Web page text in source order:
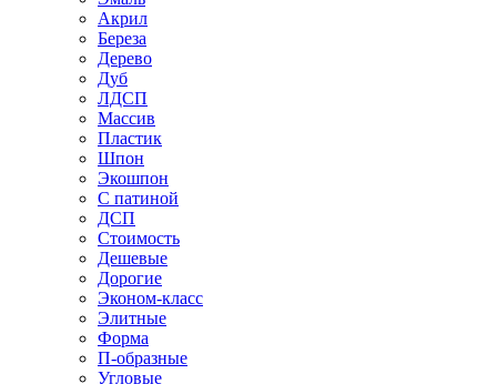
Акрил
Береза
Дерево
Дуб
ЛДСП
Массив
Пластик
Шпон
Экошпон
С патиной
ДСП
Стоимость
Дешевые
Дорогие
Эконом-класс
Элитные
Форма
П-образные
Угловые